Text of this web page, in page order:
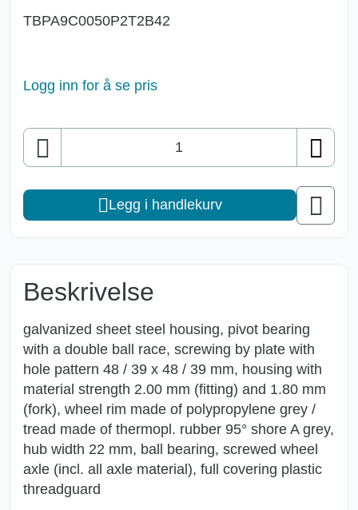
TBPA9C0050P2T2B42
Logg inn for å se pris
Antall
Legg i handlekurv
Beskrivelse
galvanized sheet steel housing, pivot bearing
with a double ball race, screwing by plate with
hole pattern 48 / 39 x 48 / 39 mm, housing with
material strength 2.00 mm (fitting) and 1.80 mm
(fork), wheel rim made of polypropylene grey /
tread made of thermopl. rubber 95° shore A grey,
hub width 22 mm, ball bearing, screwed wheel
axle (incl. all axle material), full covering plastic
threadguard